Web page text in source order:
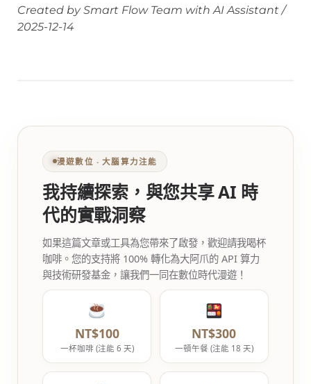
Created by Smart Flow Team with AI Assistant /
2025-12-14
漫遊數位 ‧ 大腦算力注能
我持續探索，與您共享 AI 時
代的實戰洞察
如果這篇文章或工具為您帶來了啟發，歡迎請我喝杯
咖啡。您的支持將 100% 轉化為大阿爪的 API 算力
與技術研發基金，讓我們一同在數位時代漫遊！
NT$100
一杯咖啡 (注能 6 天)
NT$300
一頓午餐 (注能 18 天)